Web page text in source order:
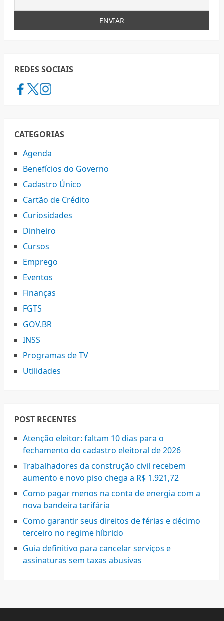
REDES SOCIAIS
CATEGORIAS
Agenda
Benefícios do Governo
Cadastro Único
Cartão de Crédito
Curiosidades
Dinheiro
Cursos
Emprego
Eventos
Finanças
FGTS
GOV.BR
INSS
Programas de TV
Utilidades
POST RECENTES
Atenção eleitor: faltam 10 dias para o
fechamento do cadastro eleitoral de 2026
Trabalhadores da construção civil recebem
aumento e novo piso chega a R$ 1.921,72
Como pagar menos na conta de energia com a
nova bandeira tarifária
Como garantir seus direitos de férias e décimo
terceiro no regime híbrido
Guia definitivo para cancelar serviços e
assinaturas sem taxas abusivas